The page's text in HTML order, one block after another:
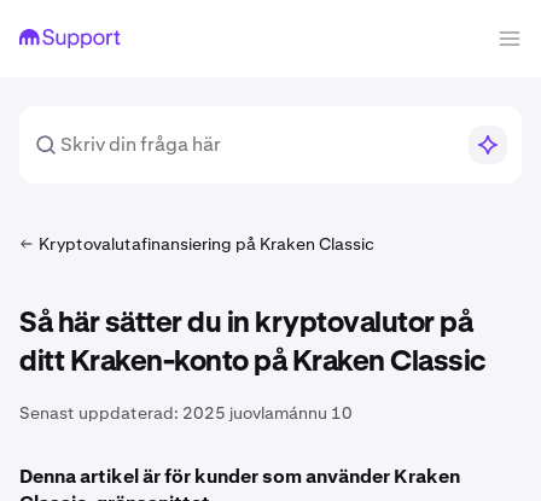
Kryptovalutafinansiering på Kraken Classic
Så här sätter du in kryptovalutor på
ditt Kraken-konto på Kraken Classic
Senast uppdaterad: 2025 juovlamánnu 10
Denna artikel är för kunder som använder Kraken